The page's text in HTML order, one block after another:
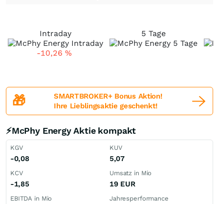
Intraday
-10,26 %
5 Tage
🎁
SMARTBROKER+ Bonus Aktion!
Ihre Lieblingsaktie geschenkt!
⚡McPhy Energy Aktie kompakt
KGV
-0,08
KUV
5,07
KCV
-1,85
Umsatz in Mio
19 EUR
EBITDA in Mio Jahresperformance